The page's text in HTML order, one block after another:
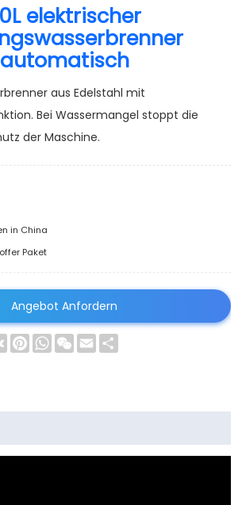
elektrischer
automatisch
aus Edelstahl mit
Bei Wassermangel stoppt die
der Maschine.
in China
Paket
Angebot Anfordern
VK PinterestWhatsApp
WeChat
Email